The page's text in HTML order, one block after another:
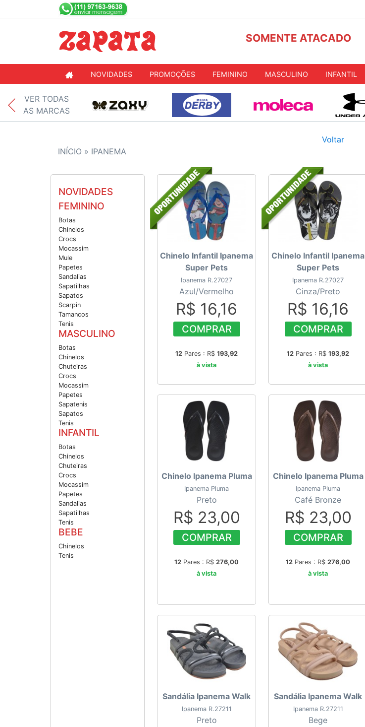
SOMENTE ATACADO
NOVIDADES PROMOÇÕES FEMININO MASCULINO INFANTIL
VER TODAS
AS MARCAS
Voltar
INÍCIO » IPANEMA
NOVIDADES
FEMININO
Botas
Chinelos
Crocs
Mocassim
Mule
Papetes
Sandalias
Sapatilhas
Sapatos
Scarpin
Tamancos
Tenis
MASCULINO
Botas
Chinelos
Chuteiras
Crocs
Mocassim
Papetes
Sapatenis
Sapatos
Tenis
INFANTIL
Botas
Chinelos
Chuteiras
Crocs
Mocassim
Papetes
Sandalias
Sapatilhas
Tenis
BEBE
Chinelos
Tenis
Chinelo Infantil Ipanema
Super Pets
Ipanema R.27027
Azul/Vermelho
R$ 16,16
COMPRAR
12 Pares : R$ 193,92
à vista
Chinelo Infantil Ipanema
Super Pets
Ipanema R.27027
Cinza/Preto
R$ 16,16
COMPRAR
12 Pares : R$ 193,92
à vista
Chinelo Ipanema Pluma
Ipanema Pluma
Preto
R$ 23,00
COMPRAR
12 Pares : R$ 276,00
à vista
Chinelo Ipanema Pluma
Ipanema Pluma
Café Bronze
R$ 23,00
COMPRAR
12 Pares : R$ 276,00
à vista
Sandália Ipanema Walk
Ipanema R.27211
Preto
Sandália Ipanema Walk
Ipanema R.27211
Bege